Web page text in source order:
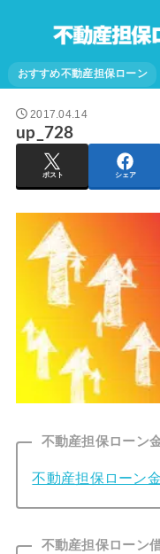
おすすめ不動産担保ローン
2017.04.14
up_728
ポスト シェア
不動産担保ローン
不動産担保ローン
不動産担保ローン